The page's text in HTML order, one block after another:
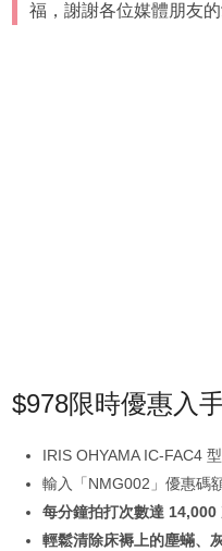
福，謝謝各位媒體朋友的
$978限時優惠入
IRIS OHYAMA IC-FAC4
輸入「NMG002」優惠碼
每分鐘拍打次數達 14,000
輕鬆清除床褥上的塵蟎、